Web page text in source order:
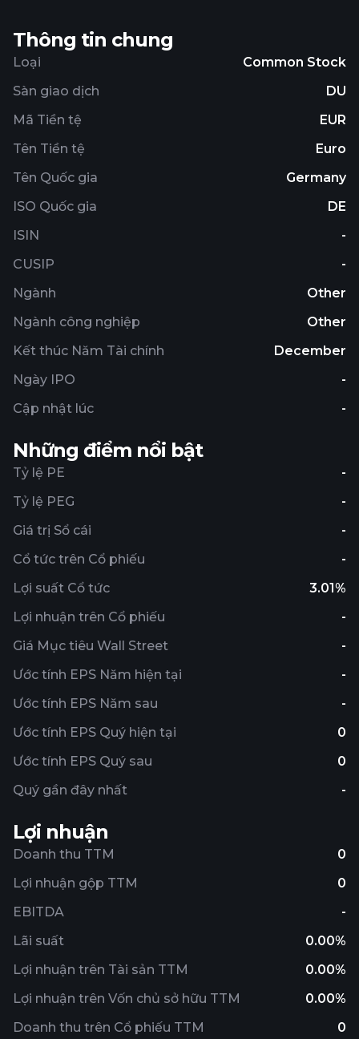
Thông tin chung
Loại
Common Stock
Sàn giao dịch
DU
Mã Tiền tệ
EUR
Tên Tiền tệ
Euro
Tên Quốc gia
Germany
ISO Quốc gia
DE
ISIN
-
CUSIP
-
Ngành
Other
Ngành công nghiệp
Other
Kết thúc Năm Tài chính
December
Ngày IPO
-
Cập nhật lúc
-
Những điểm nổi bật
Tỷ lệ PE
-
Tỷ lệ PEG
-
Giá trị Sổ cái
-
Cổ tức trên Cổ phiếu
-
Lợi suất Cổ tức
3.01%
Lợi nhuận trên Cổ phiếu
-
Giá Mục tiêu Wall Street
-
Ước tính EPS Năm hiện tại
-
Ước tính EPS Năm sau
-
Ước tính EPS Quý hiện tại
0
Ước tính EPS Quý sau
0
Quý gần đây nhất
-
Lợi nhuận
Doanh thu TTM
0
Lợi nhuận gộp TTM
0
EBITDA
-
Lãi suất
0.00%
Lợi nhuận trên Tài sản TTM
0.00%
Lợi nhuận trên Vốn chủ sở hữu TTM
0.00%
Doanh thu trên Cổ phiếu TTM
0